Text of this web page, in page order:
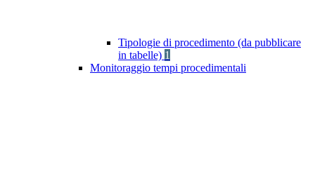
Tipologie di procedimento (da pubblicare
in tabelle) 1
Monitoraggio tempi procedimentali